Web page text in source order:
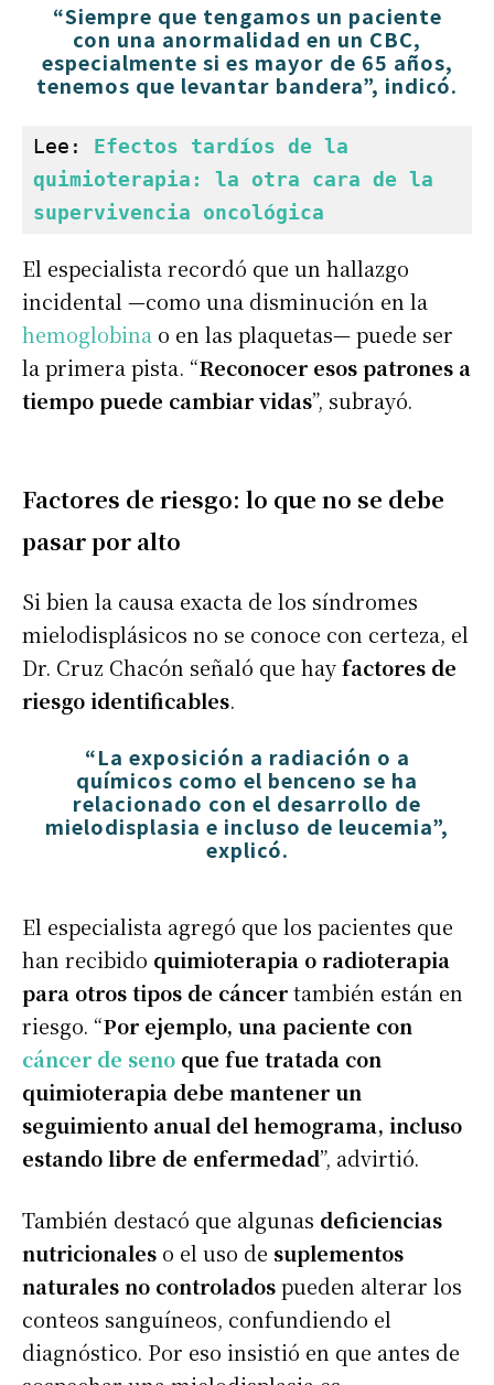
“Siempre que tengamos un paciente
con una anormalidad en un CBC,
especialmente si es mayor de 65 años,
tenemos que levantar bandera”, indicó.
Lee: Efectos tardíos de la
quimioterapia: la otra cara de la
supervivencia oncológica
El especialista recordó que un hallazgo
incidental —como una disminución en la
hemoglobina o en las plaquetas— puede ser
la primera pista. “Reconocer esos patrones a
tiempo puede cambiar vidas”, subrayó.
Factores de riesgo: lo que no se debe
pasar por alto
Si bien la causa exacta de los síndromes
mielodisplásicos no se conoce con certeza, el
Dr. Cruz Chacón señaló que hayfactores de
riesgo identificables.
“La exposición a radiación o a
químicos como el benceno se ha
relacionado con el desarrollo de
mielodisplasia e incluso de leucemia”,
explicó.
El especialista agregó que los pacientes que
han recibido quimioterapia o radioterapia
para otros tipos de cáncertambién están en
riesgo. “Por ejemplo, una paciente con
cáncer de seno que fue tratada con
quimioterapia debe mantener un
seguimiento anual del hemograma, incluso
estando libre de enfermedad”, advirtió.
También destacó que algunas deficiencias
nutricionales o el uso de suplementos
naturales no controladospueden alterar los
conteos sanguíneos, confundiendo el
diagnóstico. Por eso insistió en que antes de